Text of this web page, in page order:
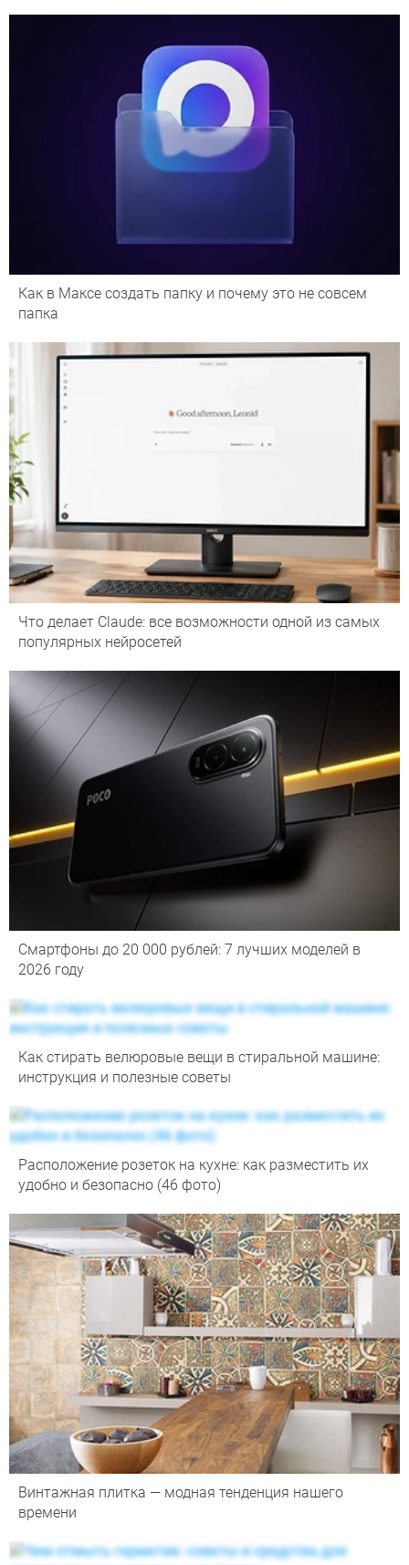
Как в Максе создать папку и почему это не совсем
папка
Что делает Сlaude: все возможности одной из самых
популярных нейросетей
Смартфоны до 20 000 рублей: 7 лучших моделей в
2026 году
Как стирать велюровые вещи в стиральной машине:
инструкция и полезные советы
Расположение розеток на кухне: как разместить их
удобно и безопасно (46 фото)
Винтажная плитка — модная тенденция нашего
времени